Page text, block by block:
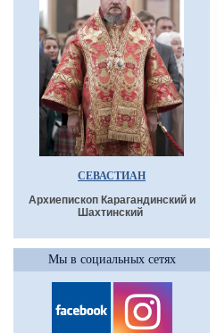
СЕВАСТИАН
Архиепископ Карагандинский и
Шахтинский
Мы в социальных сетях